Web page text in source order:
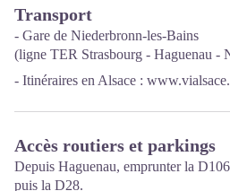
Transport
- Gare de Niederbronn-les-Bains
(ligne TER Strasbourg - Haguenau -
- Itinéraires en Alsace :
Accès routiers et parkings
Depuis Haguenau, emprunter la
puis la D28.